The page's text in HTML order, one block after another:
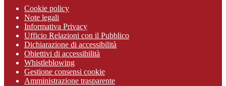
Cookie policy
Note legali
Informativa Privacy
Ufficio Relazioni con il Pubblico
Dichiarazione di accessibilità
Obiettivi di accessibilità
Whistleblowing
Gestione consensi cookie
Amministrazione trasparente